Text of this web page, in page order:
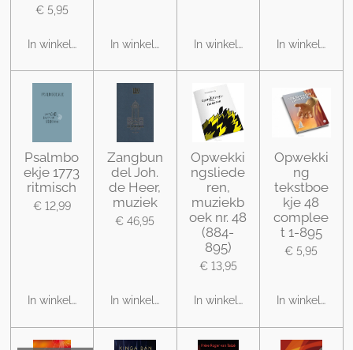
€ 5,95
In winkelwagen In winkelwagen In winkelwagen In
Psalmbo
ekje 1773
ritmisch
€ 12,99
In winkelwagen
Zangbun
del Joh.
de Heer,
muziek
€ 46,95
In winkelwagen
Opwekki
ngsliede
ren,
muziekb
oek nr. 48
(884-
895)
€ 13,95
In winkelwagen
Opwekki
ng
tekstboe
kje 48
complee
t 1-895
€ 5,95
In